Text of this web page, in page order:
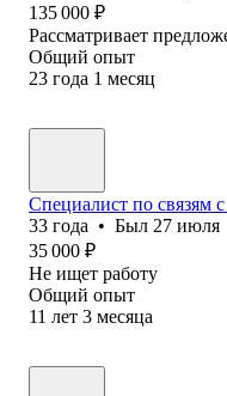
135 000 ₽
Рассматривает
Общий опыт
23 года 1 месяц
Специалист по связям
33 года • Был 27 июля
35 000 ₽
Не ищет работу
Общий опыт
11 лет 3 месяца